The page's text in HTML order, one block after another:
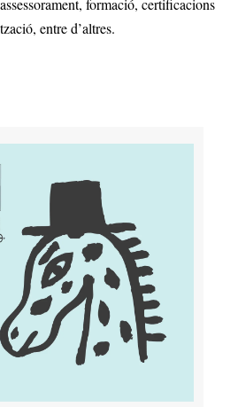
formació, certificacions
entre d’altres.